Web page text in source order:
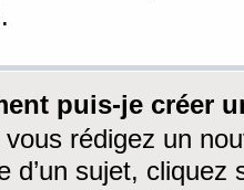
puis-je créer
vous rédigez un
d’un sujet, cliquez